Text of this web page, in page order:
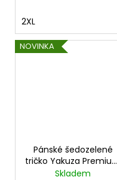
2XL
NOVINKA
Pánské šedozelené
tričko Yakuza Premium
YPS BL 203 – Hollywood
Skladem